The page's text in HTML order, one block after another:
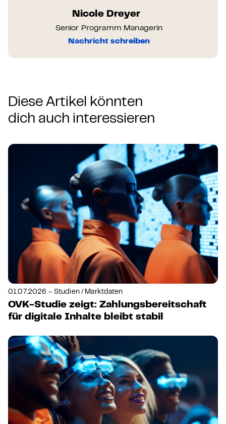
Nicole Dreyer
Senior Programm Managerin
Nachricht schreiben
Diese Artikel könnten
dich auch interessieren
01.07.2026 – Studien / Marktdaten
OVK-Studie zeigt: Zahlungsbereitschaft
für digitale Inhalte bleibt stabil